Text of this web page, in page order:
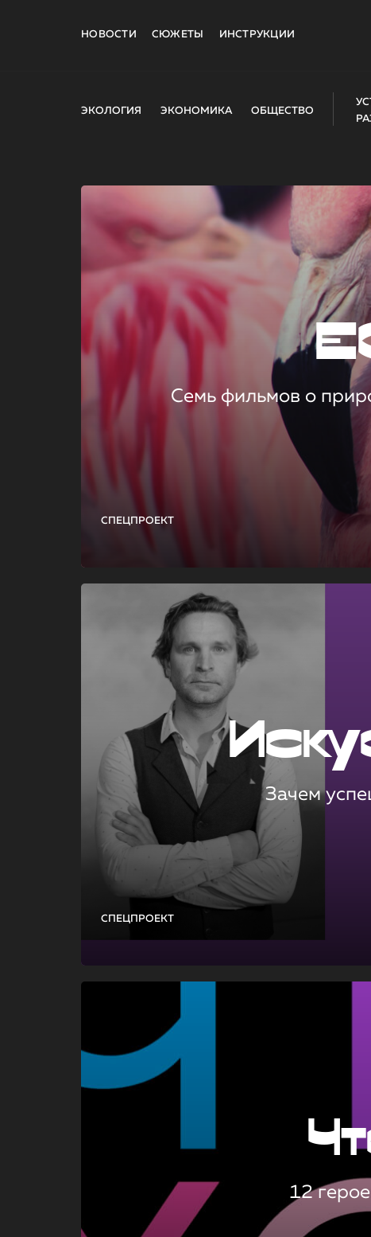
НОВОСТИ СЮЖЕТЫ ИНСТРУКЦИИ
ЭКОЛОГИЯ ЭКОНОМИКА ОБЩЕСТВО
СПЕЦПРОЕКТ
Семь фильмов о
СПЕЦПРОЕКТ
Зачем
12